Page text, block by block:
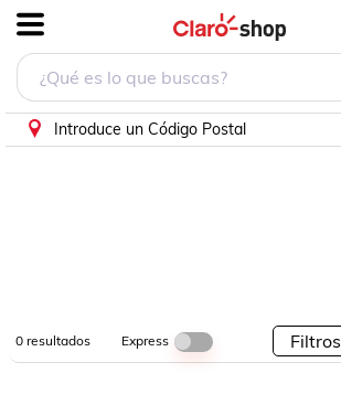
Introduce un Código Postal
0resultados Express Filtros
PorCategorías
PorMarcas
PorDescuento